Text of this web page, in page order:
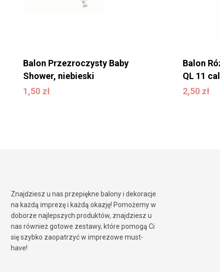
Balon Przezroczysty Baby
Shower, niebieski
1,50 zł
1,50zł
Balon
QL 11
2,50 zł
2,50zł
Znajdziesz u nas przepiękne balony i dekoracje
na każdą imprezę i każdą okazję! Pomożemy w
doborze najlepszych produktów, znajdziesz u
nas również gotowe zestawy, które pomogą Ci
się szybko zaopatrzyć w imprezowe must-
have!